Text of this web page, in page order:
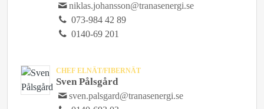
niklas.johansson@tranasenergi.se
073-984 42 89
0140-69 201
CHEF ELNÄT/FIBERNÄT
Sven Pålsgård
sven.palsgard@tranasenergi.se